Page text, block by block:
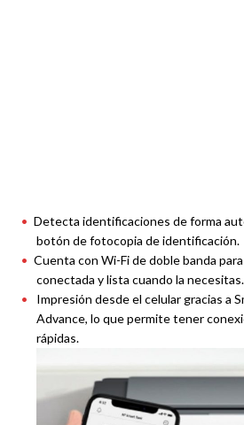
Detecta identificaciones de forma
botón de fotocopia de identificación.
Cuenta con Wi-Fi de doble banda
conectada y lista cuando la necesitas.
Impresión desde el celular gracias a
Advance, lo que permite tener
rápidas.